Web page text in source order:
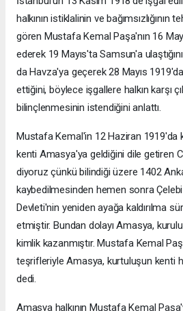
halkının istiklalinin ve bağımsızlığının
gören Mustafa Kemal Paşa'nın 16
ederek 19 Mayıs'ta Samsun'a
da Havza'ya geçerek 28 Mayıs
ettiğini, böylece işgallere halkın karşı
bilinçlenmesinin istendiğini anlattı.
Mustafa Kemal'in 12 Haziran 1919'da
kenti Amasya'ya geldiğini dile getiren
diyoruz çünkü bilindiği üzere 1402
kaybedilmesinden hemen sonra
Devleti'nin yeniden ayağa kaldırılma
etmiştir. Bundan dolayı Amasya,
kimlik kazanmıştır. Mustafa Kemal
teşrifleriyle Amasya, kurtuluşun kenti
dedi.
Amasya halkının Mustafa Kemal